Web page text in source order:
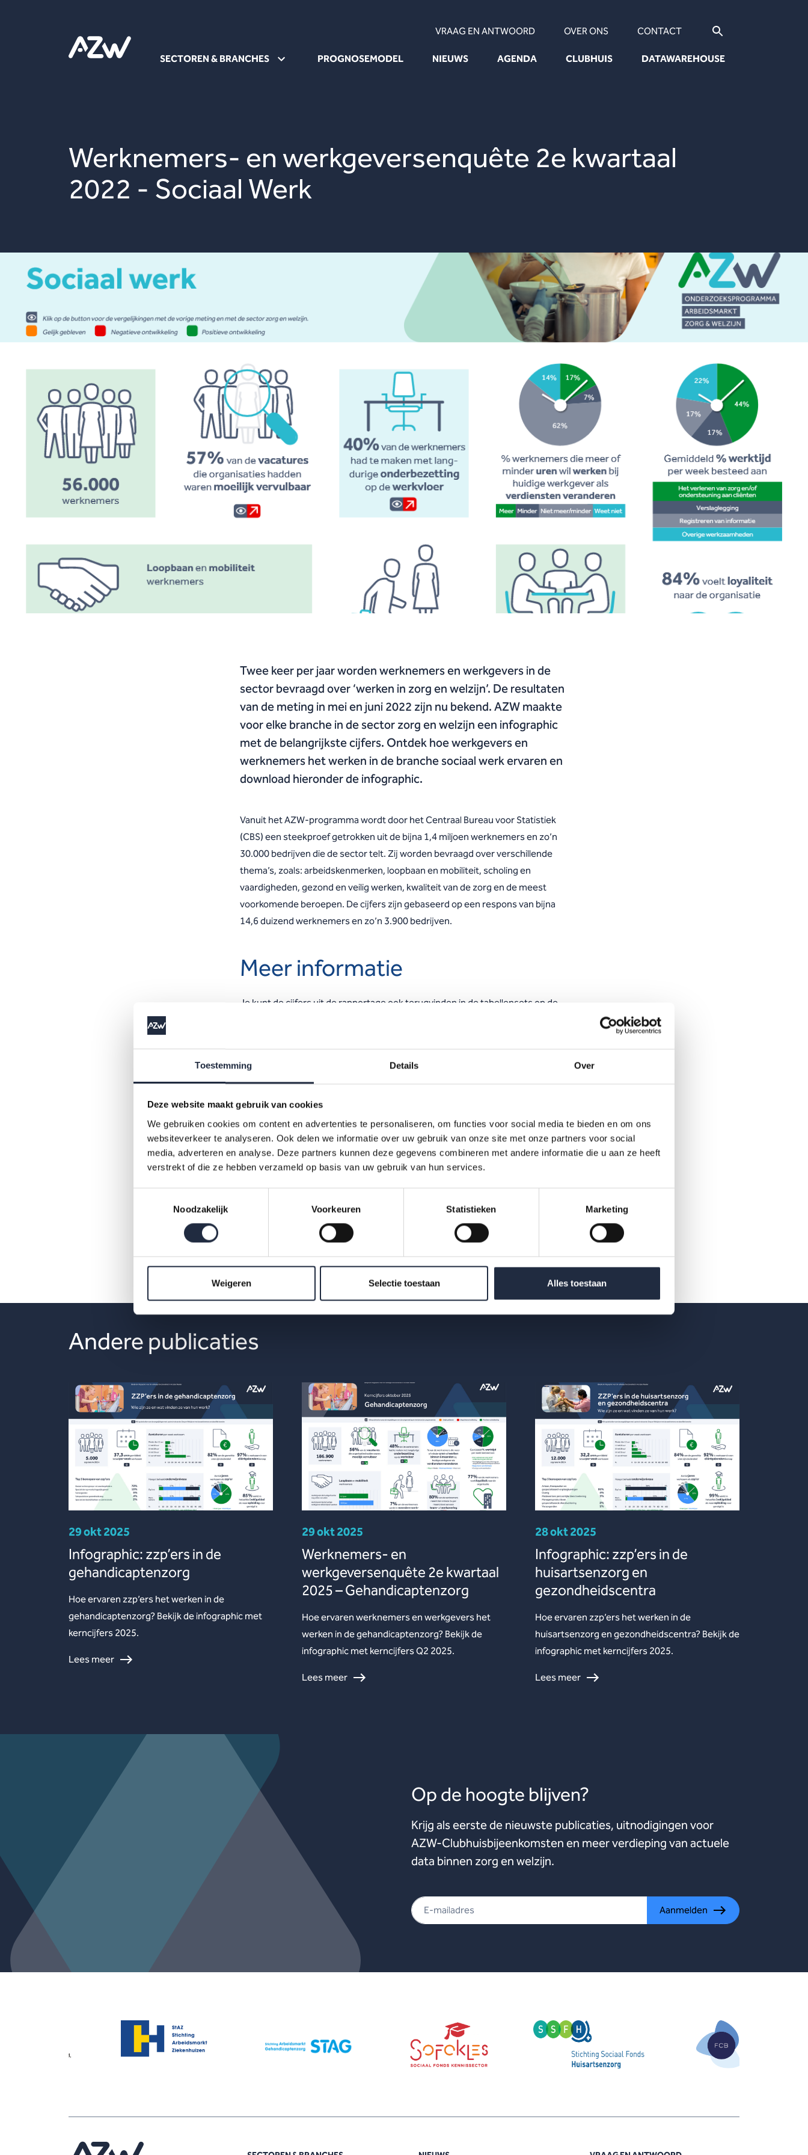
Toestemming Details Over
Deze website maakt gebruik van cookies
We gebruiken cookies om content en advertenties te personaliseren, om functies voor social media te bieden en om ons
websiteverkeer te analyseren. Ook delen we informatie over uw gebruik van onze site met onze partners voor social
media, adverteren en analyse. Deze partners kunnen deze gegevens combineren met andere informatie die u aan ze heeft
verstrekt of die ze hebben verzameld op basis van uw gebruik van hun services.
Noodzakelijk
Voorkeuren Statistieken Marketing
Weigeren Selectie toestaan Alles toestaan
SECTOREN & BRANCHES PROGNOSEMODEL NIEUWS AGENDA CLUBHUIS DATAWAREHOUSE
VRAAG EN ANTWOORD OVER ONS CONTACT
Werknemers- en werkgeversenquête 2e kwartaal
2022 - Sociaal Werk
Twee keer per jaar worden werknemers en werkgevers in de
sector bevraagd over ‘werken in zorg en welzijn’. De resultaten
van de meting in mei en juni 2022 zijn nu bekend. AZW maakte
voor elke branche in de sector zorg en welzijn een infographic
met de belangrijkste cijfers. Ontdek hoe werkgevers en
werknemers het werken in de branche sociaal werk ervaren en
download hieronder de infographic.
Vanuit het AZW-programma wordt door het Centraal Bureau voor Statistiek
(CBS) een steekproef getrokken uit de bijna 1,4 miljoen werknemers en zo’n
30.000 bedrijven die de sector telt. Zij worden bevraagd over verschillende
thema’s, zoals: arbeidskenmerken, loopbaan en mobiliteit, scholing en
vaardigheden, gezond en veilig werken, kwaliteit van de zorg en de meest
voorkomende beroepen. De cijfers zijn gebaseerd op een respons van bijna
14,6 duizend werknemers en zo’n 3.900 bedrijven.
Meer informatie
Je kunt de cijfers uit de rapportage ook terugvinden in de tabellensets op de
Bekijk de uitkomsten van de werknemersenquête – 2
Downloads
22107-azw-socia
alwerk-infographi
Andere publicaties
29 okt 2025
Infographic: zzp’ers in de
gehandicaptenzorg
Hoe ervaren zzp’ers het werken in de
gehandicaptenzorg? Bekijk de infographic met
kerncijfers 2025.
Lees meer
29 okt 2025
Werknemers- en
werkgeversenquête 2e kwartaal
2025 – Gehandicaptenzorg
Hoe ervaren werknemers en werkgevers het
werken in de gehandicaptenzorg? Bekijk de
infographic met kerncijfers Q2 2025.
Lees meer
28 okt 2025
Infographic: zzp’ers in de
huisartsenzorg en
gezondheidscentra
Hoe ervaren zzp’ers het werken in de
huisartsenzorg en gezondheidscentra? Bekijk de
infographic met kerncijfers 2025.
Lees meer
Op de hoogte blijven?
Krijg als eerste de nieuwste publicaties, uitnodigingen voor
AZW-Clubhuisbijeenkomsten en meer verdieping van actuele
data binnen zorg en welzijn.
Aanmelden